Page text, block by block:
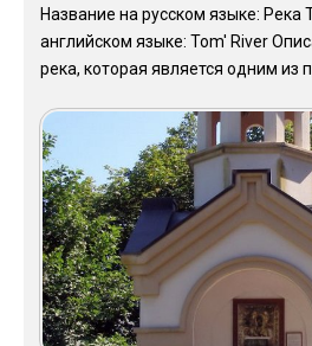
Название на русском языке: Река
английском языке: Tom' River
река, которая является одним из